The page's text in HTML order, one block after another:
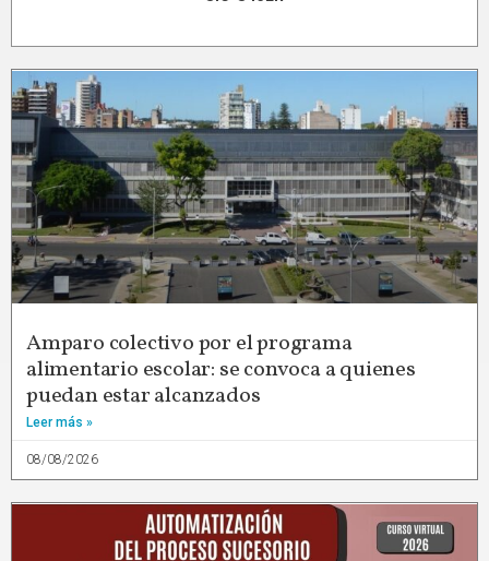
Amparo colectivo por el programa
alimentario escolar: se convoca a quienes
puedan estar alcanzados
Leer más »
08/08/2026